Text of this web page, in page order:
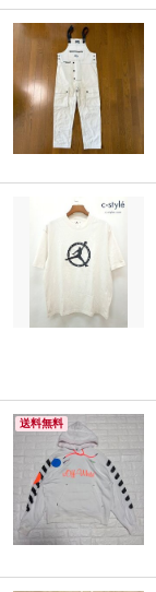
送料無料